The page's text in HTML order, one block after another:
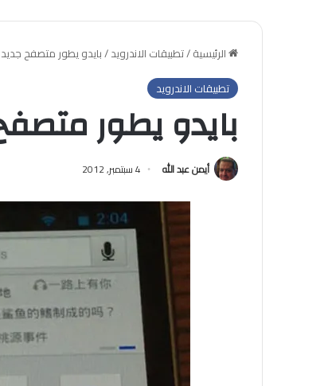
الرئيسية/تطبيقات الاندرويد/بايدو يطور متصفح جديد
تطبيقات الاندرويد
بايدو يطور
أيمن عبد الله 4 سبتمبر, 2012